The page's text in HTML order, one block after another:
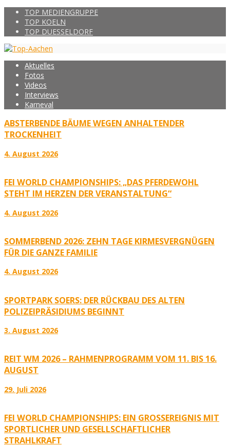
TOP MEDIENGRUPPE
TOP KOELN
TOP DUESSELDORF
Aktuelles
Fotos
Videos
Interviews
Karneval
ABSTERBENDE BÄUME WEGEN ANHALTENDER
TROCKENHEIT
4. August 2026
FEI WORLD CHAMPIONSHIPS: „DAS PFERDEWOHL
STEHT IM HERZEN DER VERANSTALTUNG“
4. August 2026
SOMMERBEND 2026: ZEHN TAGE KIRMESVERGNÜGEN
FÜR DIE GANZE FAMILIE
4. August 2026
SPORTPARK SOERS: DER RÜCKBAU DES ALTEN
POLIZEIPRÄSIDIUMS BEGINNT
3. August 2026
REIT WM 2026 – RAHMENPROGRAMM VOM 11. BIS 16.
AUGUST
29. Juli 2026
FEI WORLD CHAMPIONSHIPS: EIN GROSSEREIGNIS MIT S
PORTLICHER UND GESELLSCHAFTLICHER S
TRAHLKRAFT